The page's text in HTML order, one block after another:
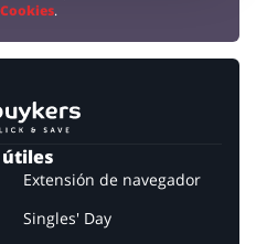
.
útiles
Extensión de navegador
Singles' Day